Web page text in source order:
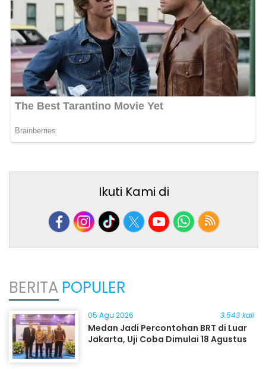
Ikuti Kami di
BERITA POPULER
05 Agu 2026 3.543 kali
Medan Jadi Percontohan BRT di Luar
Jakarta, Uji Coba Dimulai 18 Agustus